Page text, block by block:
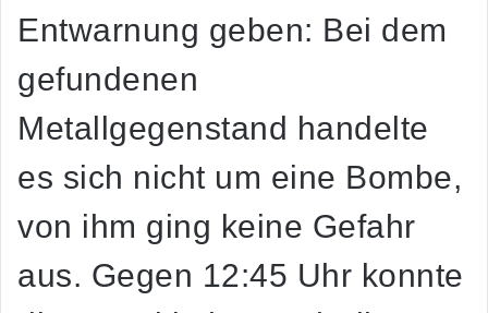
Entwarnung geben: Bei dem
gefundenen
Metallgegenstand handelte
es sich nicht um eine Bombe,
von ihm ging keine Gefahr
aus. Gegen 12:45 Uhr konnte